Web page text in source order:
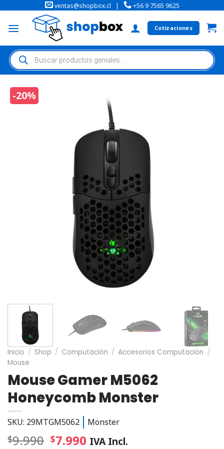
ventas@shopbox.cl | +56 9 7565 9625
Cotizaciones
-20%
Inicio / Shop / Computación / Accesorios Computación /
Mouse
Mouse Gamer M5062
Honeycomb Monster
SKU: 29MTGM5062 Monster
$9.990 $7.990 IVA Incl.